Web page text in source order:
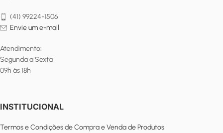
(41) 99224-1506
Envie um e-mail
Atendimento:
Segunda a Sexta
09h às 18h
INSTITUCIONAL
Termos e Condições de Compra e Venda de Produtos